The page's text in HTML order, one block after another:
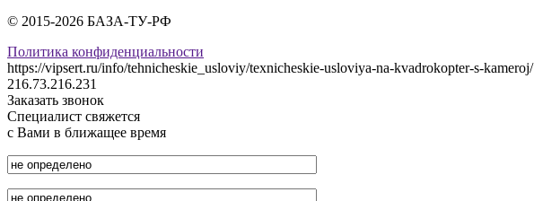
© 2015-2026 БАЗА-ТУ-РФ
Политика конфиденциальности
https://vipsert.ru/info/tehnicheskie_usloviy/texnicheskie-usloviya-na-kvadrokopter-s-kameroj/
216.73.216.231
Заказать звонок
Специалист свяжется
с Вами в ближащее время